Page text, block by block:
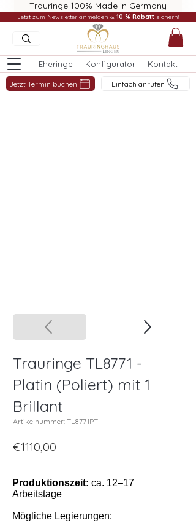
Trauringe 100% Made in Germany
Eheringe Konfigurator Kontakt
Jetzt Termin buchen Einfach anrufen
Jetzt zum Newsletter anmelden & 10 % Rabatt sichern!
Trauringe TL8771 -
Platin (Poliert) mit 1
Brillant
Artikelnummer: TL8771PT
€1110,00
Produktionszeit: ca. 12–17
Arbeitstage
Mögliche Legierungen: